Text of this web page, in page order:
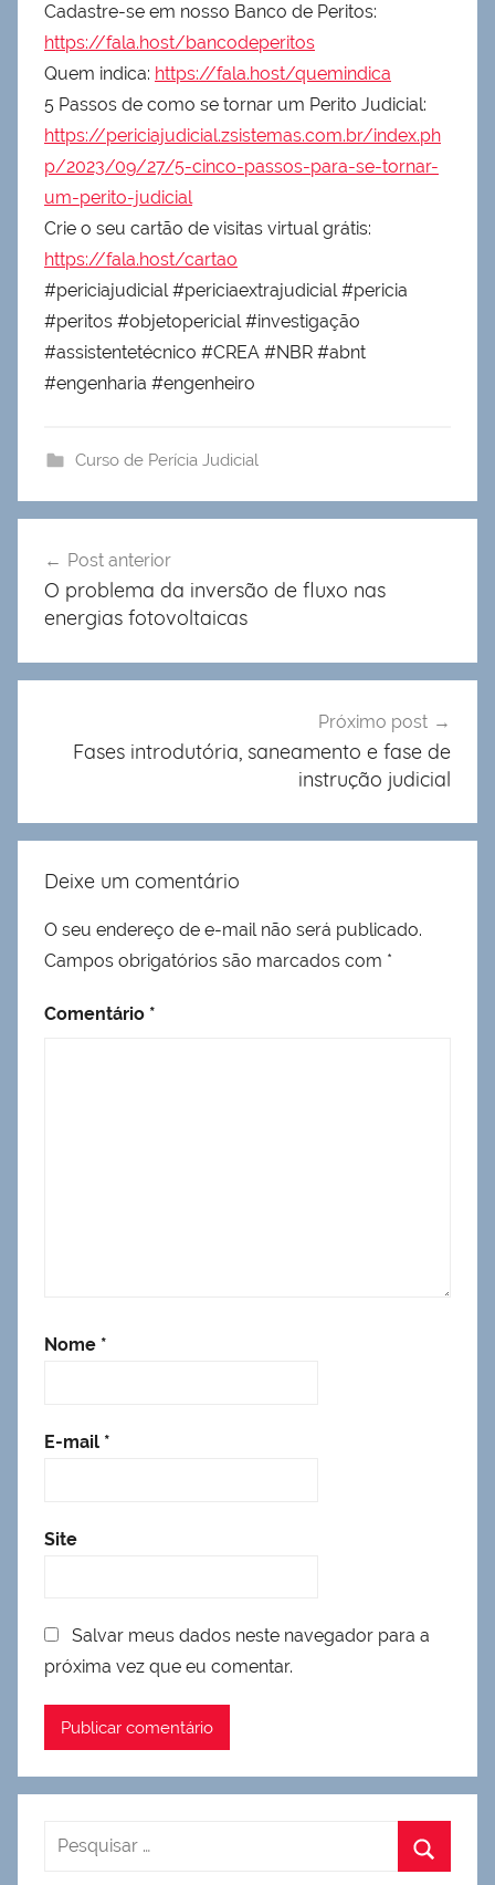
Cadastre-se em nosso Banco de Peritos:
https://fala.host/bancodeperitos
Quem indica: https://fala.host/quemindica
5 Passos de como se tornar um Perito Judicial:
https://periciajudicial.zsistemas.com.br/index.ph
p/2023/09/27/5-cinco-passos-para-se-tornar-
um-perito-judicial
Crie o seu cartão de visitas virtual grátis:
https://fala.host/cartao
#periciajudicial #periciaextrajudicial #pericia
#peritos #objetopericial #investigação
#assistentetécnico #CREA #NBR #abnt
#engenharia #engenheiro
Curso de Perícia Judicial
de
Post
Post anterior
O problema da inversão de fluxo nas
energias fotovoltaicas
Próximo post
Fases introdutória, saneamento e fase de
instrução judicial
Deixe um comentário
O seu endereço de e-mail não será publicado.
Campos obrigatórios são marcados com *
Comentário *
Nome *
E-mail *
Site
Salvar meus dados neste navegador para a
próxima vez que eu comentar.